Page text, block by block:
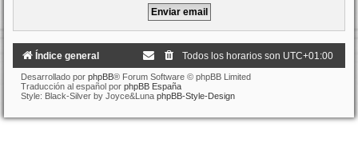
Índice general Todos los horarios son UTC+01:00
Desarrollado por phpBB® Forum Software © phpBB Limited
Traducción al español por phpBB España
Style: Black-Silver by Joyce&Luna phpBB-Style-Design